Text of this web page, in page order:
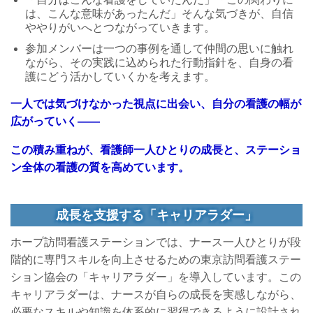
は、こんな意味があったんだ」そんな気づきが、自信
ややりがいへとつながっていきます。
参加メンバーは一つの事例を通して仲間の思いに触れ
ながら、その実践に込められた行動指針を、自身の看
護にどう活かしていくかを考えます。
一人では気づけなかった視点に出会い、自分の看護の幅が
広がっていく――
この積み重ねが、看護師一人ひとりの成長と、ステーショ
ン全体の看護の質を高めています。
成長を支援する「キャリアラダー」
ホープ訪問看護ステーションでは、ナース一人ひとりが段
階的に専門スキルを向上させるための東京訪問看護ステー
ション協会の「キャリアラダー」を導入しています。この
キャリアラダーは、ナースが自らの成長を実感しながら、